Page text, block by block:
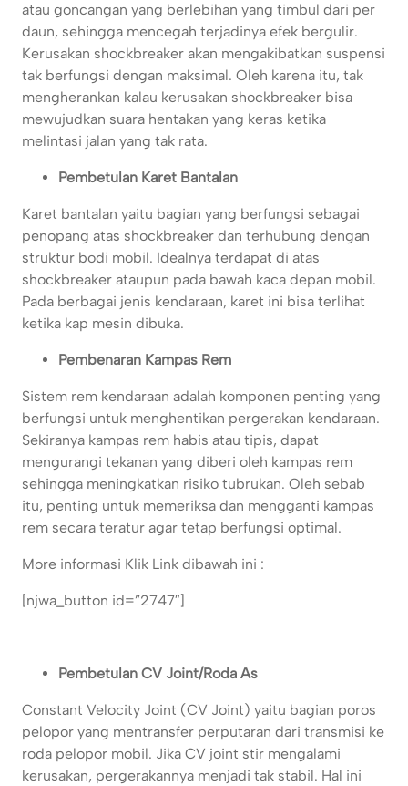
atau goncangan yang berlebihan yang timbul dari per
daun, sehingga mencegah terjadinya efek bergulir.
Kerusakan shockbreaker akan mengakibatkan suspensi
tak berfungsi dengan maksimal. Oleh karena itu, tak
mengherankan kalau kerusakan shockbreaker bisa
mewujudkan suara hentakan yang keras ketika
melintasi jalan yang tak rata.
Pembetulan Karet Bantalan
Karet bantalan yaitu bagian yang berfungsi sebagai
penopang atas shockbreaker dan terhubung dengan
struktur bodi mobil. Idealnya terdapat di atas
shockbreaker ataupun pada bawah kaca depan mobil.
Pada berbagai jenis kendaraan, karet ini bisa terlihat
ketika kap mesin dibuka.
Pembenaran Kampas Rem
Sistem rem kendaraan adalah komponen penting yang
berfungsi untuk menghentikan pergerakan kendaraan.
Sekiranya kampas rem habis atau tipis, dapat
mengurangi tekanan yang diberi oleh kampas rem
sehingga meningkatkan risiko tubrukan. Oleh sebab
itu, penting untuk memeriksa dan mengganti kampas
rem secara teratur agar tetap berfungsi optimal.
More informasi Klik Link dibawah ini :
[njwa_button id=”2747″]
Pembetulan CV Joint/Roda As
Constant Velocity Joint (CV Joint) yaitu bagian poros
pelopor yang mentransfer perputaran dari transmisi ke
roda pelopor mobil. Jika CV joint stir mengalami
kerusakan, pergerakannya menjadi tak stabil. Hal ini